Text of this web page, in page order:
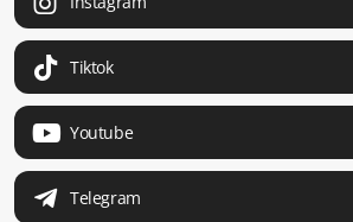
Tiktok
Youtube
Telegram